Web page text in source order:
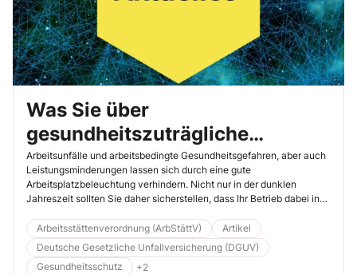
Was Sie über
gesundheitszuträgliche
Arbeitsplatzbeleuchtung wissen
sollten
Arbeitsunfälle und arbeitsbedingte Gesundheitsgefahren, aber auch
Leistungsminderungen lassen sich durch eine gute
Arbeitsplatzbeleuchtung verhindern. Nicht nur in der dunklen
Jahreszeit sollten Sie daher sicherstellen, dass Ihr Betrieb dabei in
Anforderungen enthält die Arbeitsstättenverordnung. Die
Konkretisierungen hierzu finden sich in der Arbeitsstättenregel ASR
A3.4 „Beleuchtung“.
Arbeitsstättenverordnung (ArbStättV)
Artikel
Deutsche Gesetzliche Unfallversicherung (DGUV)
Gesundheitsschutz
+2